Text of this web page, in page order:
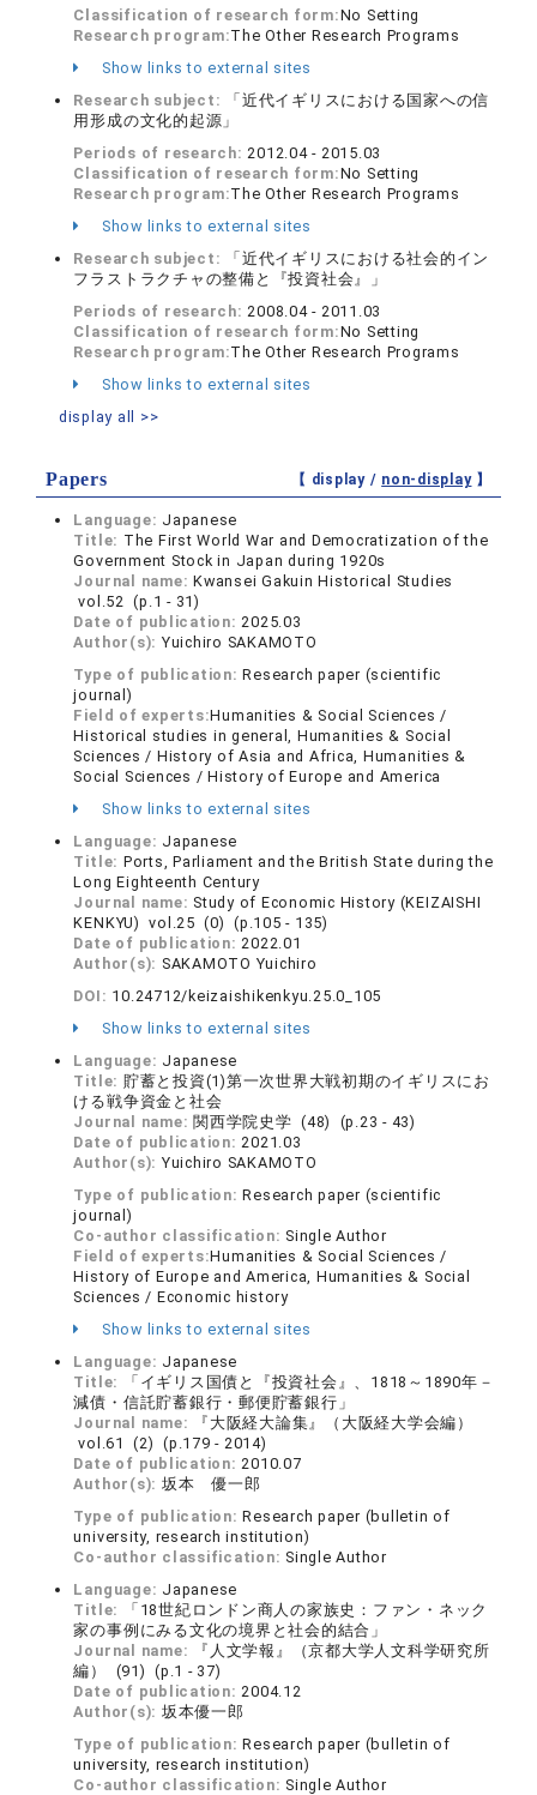
Classification of research form:No Setting
Research program:The Other Research Programs
Show links to external sites
Research subject:
「近代イギリスにおける国家への信
用形成の文化的起源」
Periods of research:2012.04 - 2015.03
Classification of research form:No Setting
Research program:The Other Research Programs
Show links to external sites
Research subject:
「近代イギリスにおける社会的イン
フラストラクチャの整備と『投資社会』」
Periods of research:2008.04 - 2011.03
Classification of research form:No Setting
Research program:The Other Research Programs
Show links to external sites
display all >>
Papers 【 display / non-display】
Language: Japanese
Title: The First World War and Democratization of the
Government Stock in Japan during 1920s
Journal name:Kwansei Gakuin Historical Studies
vol.52 (p.1 - 31)
Date of publication:2025.03
Author(s): Yuichiro SAKAMOTO
Type of publication:Research paper (scientific
journal)
Field of experts:Humanities & Social Sciences /
Historical studies in general, Humanities & Social
Sciences / History of Asia and Africa, Humanities &
Social Sciences / History of Europe and America
Show links to external sites
Language: Japanese
Title: Ports, Parliament and the British State during the
Long Eighteenth Century
Journal name: Study of Economic History (KEIZAISHI
KENKYU) vol.25 (0) (p.105 - 135)
Date of publication:2022.01
Author(s): SAKAMOTO Yuichiro
DOI: 10.24712/keizaishikenkyu.25.0_105
Show links to external sites
Language: Japanese
Title: 貯蓄と投資(1)第一次世界大戦初期のイギリスにお
ける戦争資金と社会
Journal name: 関西学院史学 (48) (p.23 - 43)
Date of publication:2021.03
Author(s): Yuichiro SAKAMOTO
Type of publication:Research paper (scientific
journal)
Co-author classification: Single Author
Field of experts:Humanities & Social Sciences /
History of Europe and America, Humanities & Social
Sciences / Economic history
Show links to external sites
Language: Japanese
Title:
「イギリス国債と『投資社会』、1818～1890年－
減債・信託貯蓄銀行・郵便貯蓄銀行」
Journal name:
『大阪経大論集』（大阪経大学会編）
vol.61 (2) (p.179 - 2014)
Date of publication:2010.07
Author(s): 坂本 優一郎
Type of publication:Research paper (bulletin of
university, research institution)
Co-author classification: Single Author
Language: Japanese
Title:
「18世紀ロンドン商人の家族史：ファン・ネック
家の事例にみる文化の境界と社会的結合」
Journal name:
『人文学報』（京都大学人文科学研究所
編） (91) (p.1 - 37)
Date of publication:2004.12
Author(s): 坂本優一郎
Type of publication:Research paper (bulletin of
university, research institution)
Co-author classification: Single Author